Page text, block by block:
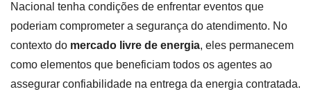
Nacional tenha condições de enfrentar eventos que
poderiam comprometer a segurança do atendimento. No
contexto do mercado livre de energia, eles permanecem
como elementos que beneficiam todos os agentes ao
assegurar confiabilidade na entrega da energia contratada.